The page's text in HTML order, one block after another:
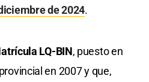
de 2024.
LQ-BIN, puesto en
en 2007 y que,